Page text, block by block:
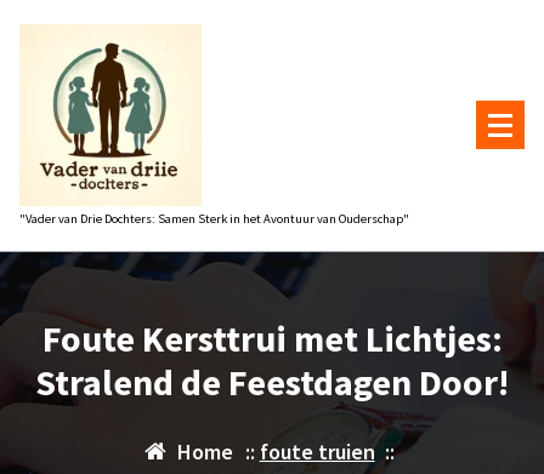
"Vader van Drie Dochters: Samen Sterk in het Avontuur van Ouderschap"
Foute Kersttrui met Lichtjes:
Stralend de Feestdagen Door!
Home :: foute truien::